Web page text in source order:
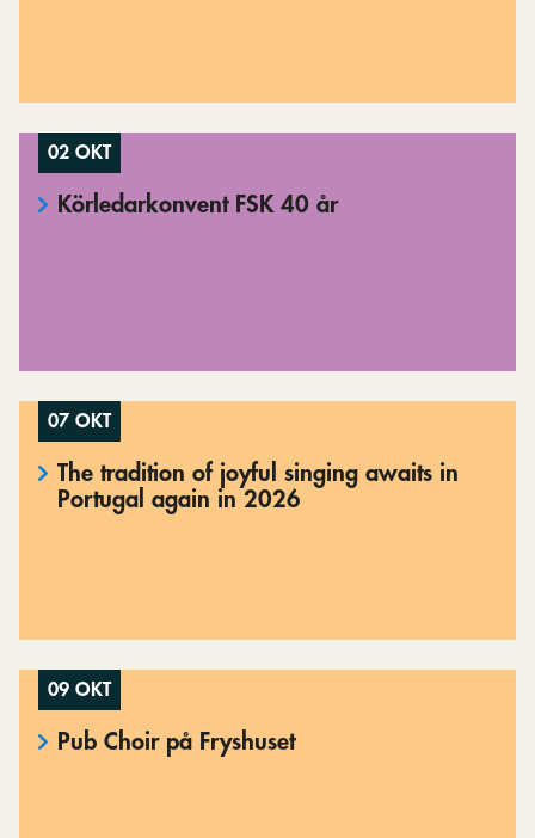
02 OKT
Körledarkonvent FSK 40 år
07 OKT
The tradition of joyful singing awaits in
Portugal again in 2026
09 OKT
Pub Choir på Fryshuset